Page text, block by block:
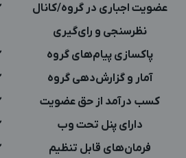
عضویت اجباری در گروه/کانال
نظرسنجی و رای‌گیری
پاکسازی پیام‌های گروه
آمار و گزارش‌دهی گروه
کسب درآمد از حق عضویت
دارای پنل تحت وب
فرمان‌های قابل تنظیم